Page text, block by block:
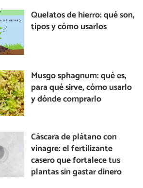
Quelatos de hierro: qué son,
tipos y cómo usarlos
Musgo sphagnum: qué es,
para qué sirve, cómo usarlo
y dónde comprarlo
Cáscara de plátano con
vinagre: el fertilizante
casero que fortalece tus
plantas sin gastar dinero